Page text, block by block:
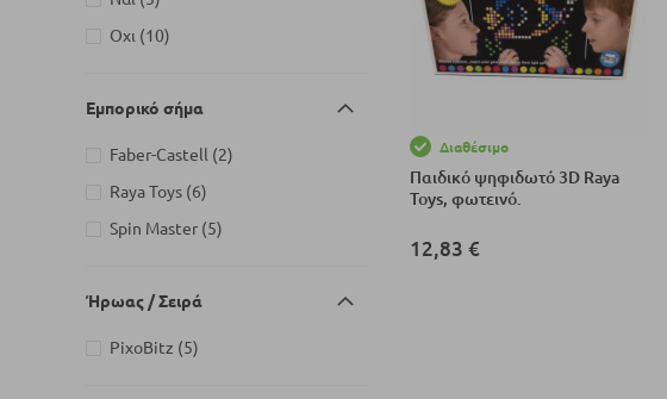
Διαθέσιμο
Παιδικό ψηφιδωτό 3D Raya
Toys, φωτεινό.
12,83 €
Οχι
10
στοιχεία
Εμπορικό σήμα
Faber-Castell 2
στοιχεία
Raya Toys 6
στοιχεία
Spin Master 5
στοιχεία
Ήρωας / Σειρά
PixoBitz 5
στοιχεία